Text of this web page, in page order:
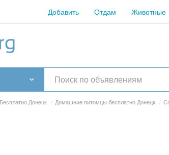
Добавить Отдам Животные
Бесплатно Донецк / Домашние питомцы бесплатно Донецк /